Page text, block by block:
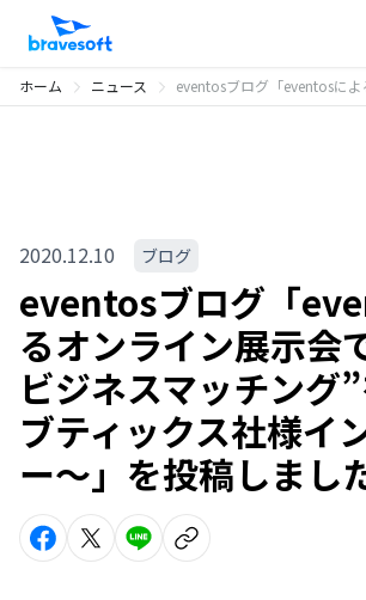
ホーム ニュース eventosブログ「eventosによるオンライン展示会で”新たなビジネスマッチング”
2020.12.10 ブログ
eventosブログ「
るオンライン展示会
ビジネスマッチング
ブティックス社様イ
ー〜」を投稿しまし